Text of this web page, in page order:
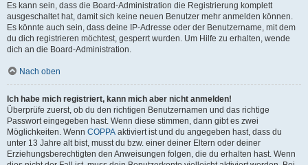
Es kann sein, dass die Board-Administration die Registrierung komplett
ausgeschaltet hat, damit sich keine neuen Benutzer mehr anmelden können.
Es könnte auch sein, dass deine IP-Adresse oder der Benutzername, mit dem
du dich registrieren möchtest, gesperrt wurden. Um Hilfe zu erhalten, wende
dich an die Board-Administration.
Nach oben
Ich habe mich registriert, kann mich aber nicht anmelden!
Überprüfe zuerst, ob du den richtigen Benutzernamen und das richtige
Passwort eingegeben hast. Wenn diese stimmen, dann gibt es zwei
Möglichkeiten. Wenn COPPA aktiviert ist und du angegeben hast, dass du
unter 13 Jahre alt bist, musst du bzw. einer deiner Eltern oder deiner
Erziehungsberechtigten den Anweisungen folgen, die du erhalten hast. Wenn